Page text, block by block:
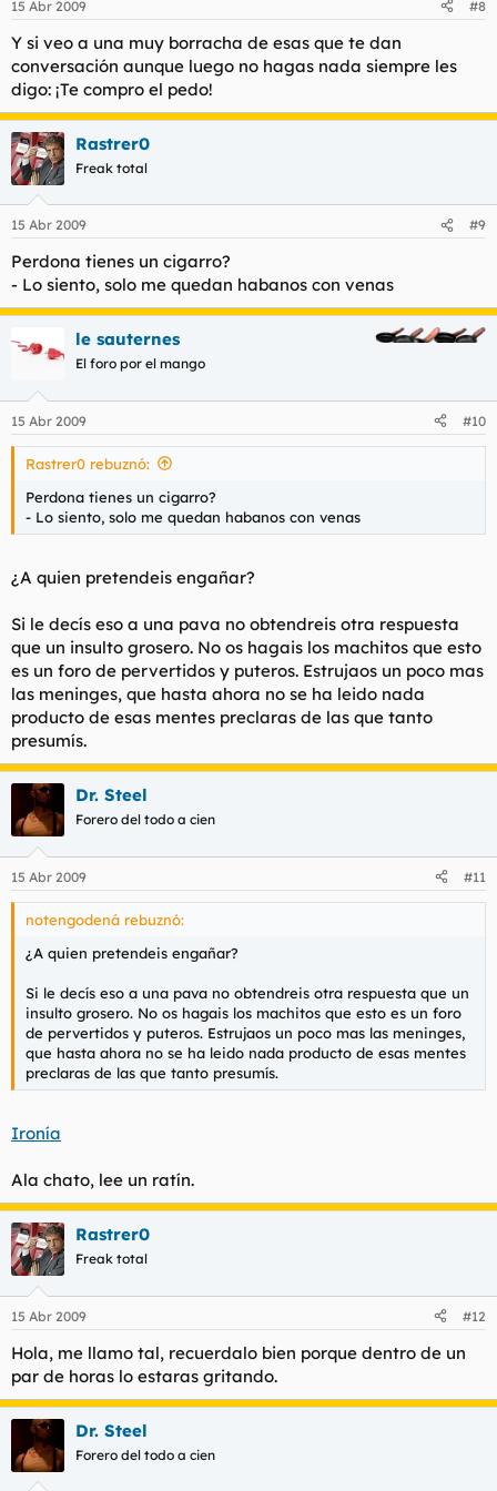
15 Abr 2009 #8
Y si veo a una muy borracha de esas que te dan
conversación aunque luego no hagas nada siempre les
digo: ¡Te compro el pedo!
Rastrer0
Freak total
15 Abr 2009 #9
Perdona tienes un cigarro?
- Lo siento, solo me quedan habanos con venas
le sauternes
El foro por el mango
15 Abr 2009 #10
Rastrer0 rebuznó:
Perdona tienes un cigarro?
- Lo siento, solo me quedan habanos con venas
¿A quien pretendeis engañar?
Si le decís eso a una pava no obtendreis otra respuesta
que un insulto grosero. No os hagais los machitos que esto
es un foro de pervertidos y puteros. Estrujaos un poco mas
las meninges, que hasta ahora no se ha leido nada
producto de esas mentes preclaras de las que tanto
presumís.
Dr. Steel
Forero del todo a cien
15 Abr 2009 #11
notengodená rebuznó:
¿A quien pretendeis engañar?
Si le decís eso a una pava no obtendreis otra respuesta que un
insulto grosero. No os hagais los machitos que esto es un foro
de pervertidos y puteros. Estrujaos un poco mas las meninges,
que hasta ahora no se ha leido nada producto de esas mentes
preclaras de las que tanto presumís.
Ironía
Ala chato, lee un ratín.
Rastrer0
Freak total
15 Abr 2009 #12
Hola, me llamo tal, recuerdalo bien porque dentro de un
par de horas lo estaras gritando.
Dr. Steel
Forero del todo a cien